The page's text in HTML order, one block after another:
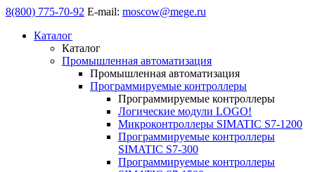
8(800) 775-70-92 E-mail: moscow@mege.ru
Каталог
Каталог
Промышленная автоматизация
Промышленная автоматизация
Программируемые контроллеры
Программируемые контроллеры
Логические модули LOGO!
Микроконтроллеры SIMATIC S7-1200
Программируемые контроллеры
SIMATIC S7-300
Программируемые контроллеры